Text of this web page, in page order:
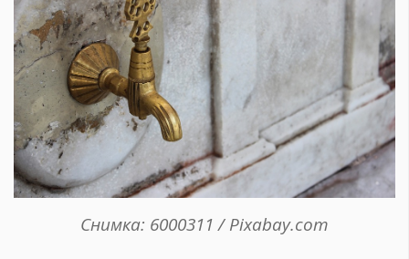
Снимка: 6000311 / Pixabay.com